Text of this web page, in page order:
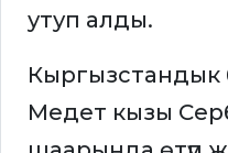
утуп алды.
Кыргызстандык
Медет кызы